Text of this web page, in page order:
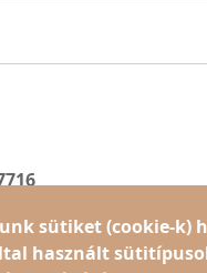
sütiket (cookie-k)
használt
08:00 - 16:00